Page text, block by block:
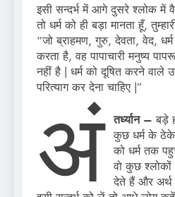
इसी सन्दर्भ में आगे दुसरे श्लोक में
तो धर्म को ही बड़ा मानता हूँ,
“जो ब्राहमण, गुरु, देवता, वेद,
करता है, वह पापाचारी मनुष्य
नहीं है | धर्म को दूषित करने वाले
परित्याग कर देना चाहिए |”
अं तर्ध्यान – बड़े
कुछ धर्म के
को धर्म तक
वो कुछ श्लोकों
देते हैं और